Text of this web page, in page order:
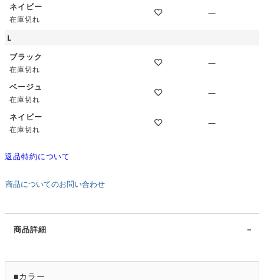
ネイビー
在庫切れ
—
L
ブラック
在庫切れ
—
ベージュ
在庫切れ
—
ネイビー
在庫切れ
—
返品特約について
商品についてのお問い合わせ
商品詳細
■カラー